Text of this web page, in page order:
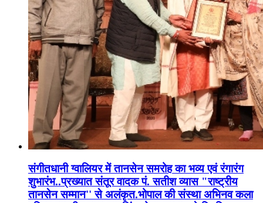
संगीतधानी ग्वालियर में तानसेन समरोह का भव्य एवं रंगारंग
शुभारंभ..प्रख्यात संतूर वादक पं. सतीश व्यास "राष्ट्रीय
तानसेन सम्मान'' से अलंकृत.भोपाल की संस्था अभिनव कला